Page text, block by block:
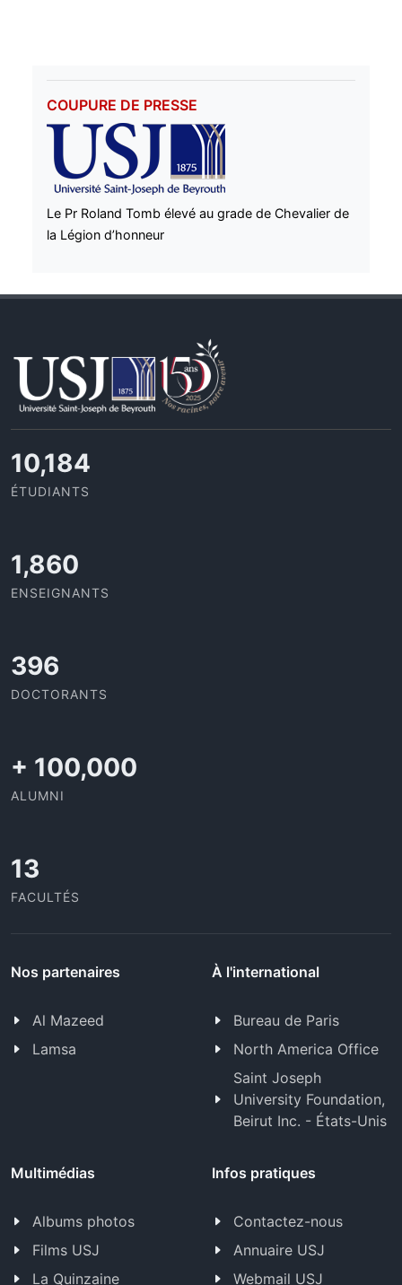
COUPURE DE PRESSE
Le Pr Roland Tomb élevé au grade de Chevalier de
la Légion d’honneur
11,727
ÉTUDIANTS
2,142
ENSEIGNANTS
437
DOCTORANTS
+ 100,000
ALUMNI
13
FACULTÉS
Nos partenaires
Al Mazeed
Lamsa
À l'international
Bureau de Paris
North America Office
Saint Joseph
University Foundation,
Beirut Inc. - États-Unis
Multimédias
Albums photos
Films USJ
La Quinzaine
Infos pratiques
Contactez-nous
Annuaire USJ
Webmail USJ